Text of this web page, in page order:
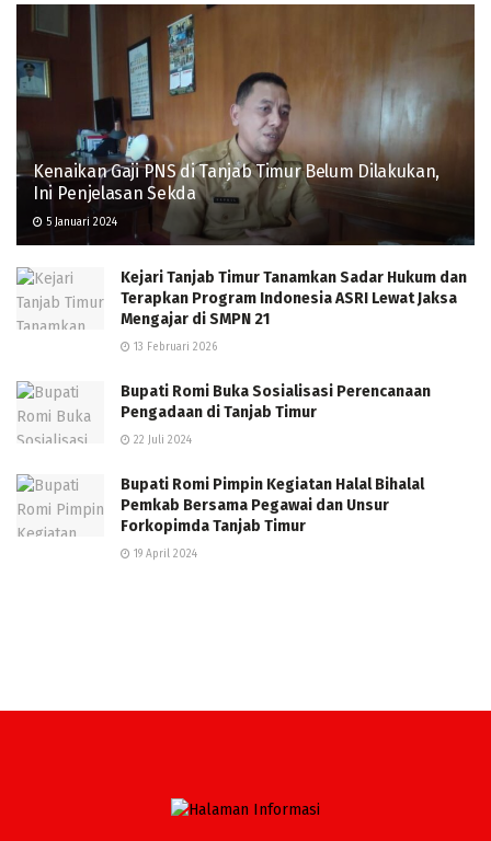
Kenaikan Gaji PNS di Tanjab Timur Belum Dilakukan,
Ini Penjelasan Sekda
5 Januari 2024
Kejari Tanjab Timur Tanamkan Sadar Hukum dan
Terapkan Program Indonesia ASRI Lewat Jaksa
Mengajar di SMPN 21
13 Februari 2026
Bupati Romi Buka Sosialisasi Perencanaan
Pengadaan di Tanjab Timur
22 Juli 2024
Bupati Romi Pimpin Kegiatan Halal Bihalal
Pemkab Bersama Pegawai dan Unsur
Forkopimda Tanjab Timur
19 April 2024